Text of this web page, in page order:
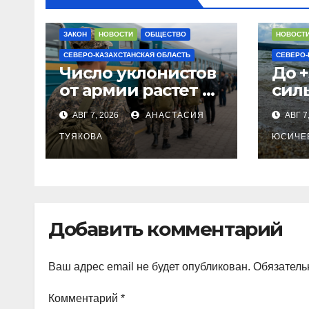
ЗАКОН НОВОСТИ ОБЩЕСТВО
СЕВЕРО-КАЗАХСТАНСКАЯ ОБЛАСТЬ
Число уклонистов
от армии растет в
СКО
АВГ 7, 2026 АНАСТАСИЯ
ТУЯКОВА
СЕВЕРО-
До
вАВГ
Добавить комментарий
Ваш адрес email не будет опубликован.
Комментарий *